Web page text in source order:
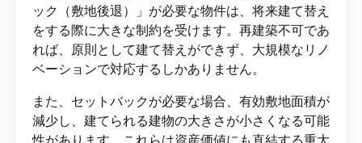
ック（敷地後退）」が必要な物件は、将来建て替え
をする際に大きな制約を受けます。再建築不可であ
れば、原則として建て替えができず、大規模なリノ
ベーションで対応するしかありません。
また、セットバックが必要な場合、有効敷地面積が
減少し、建てられる建物の大きさが小さくなる可能
性があります。これらは資産価値にも直結する重大